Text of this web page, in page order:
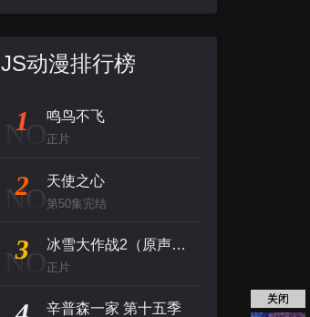
JS动漫排行榜
NO
1 鸣鸟不飞
正片
NO
2 天使之心
第50集完结
NO
3 冰雪大作战2（原声版）
正片
辛普森一家 第十五季
关闭